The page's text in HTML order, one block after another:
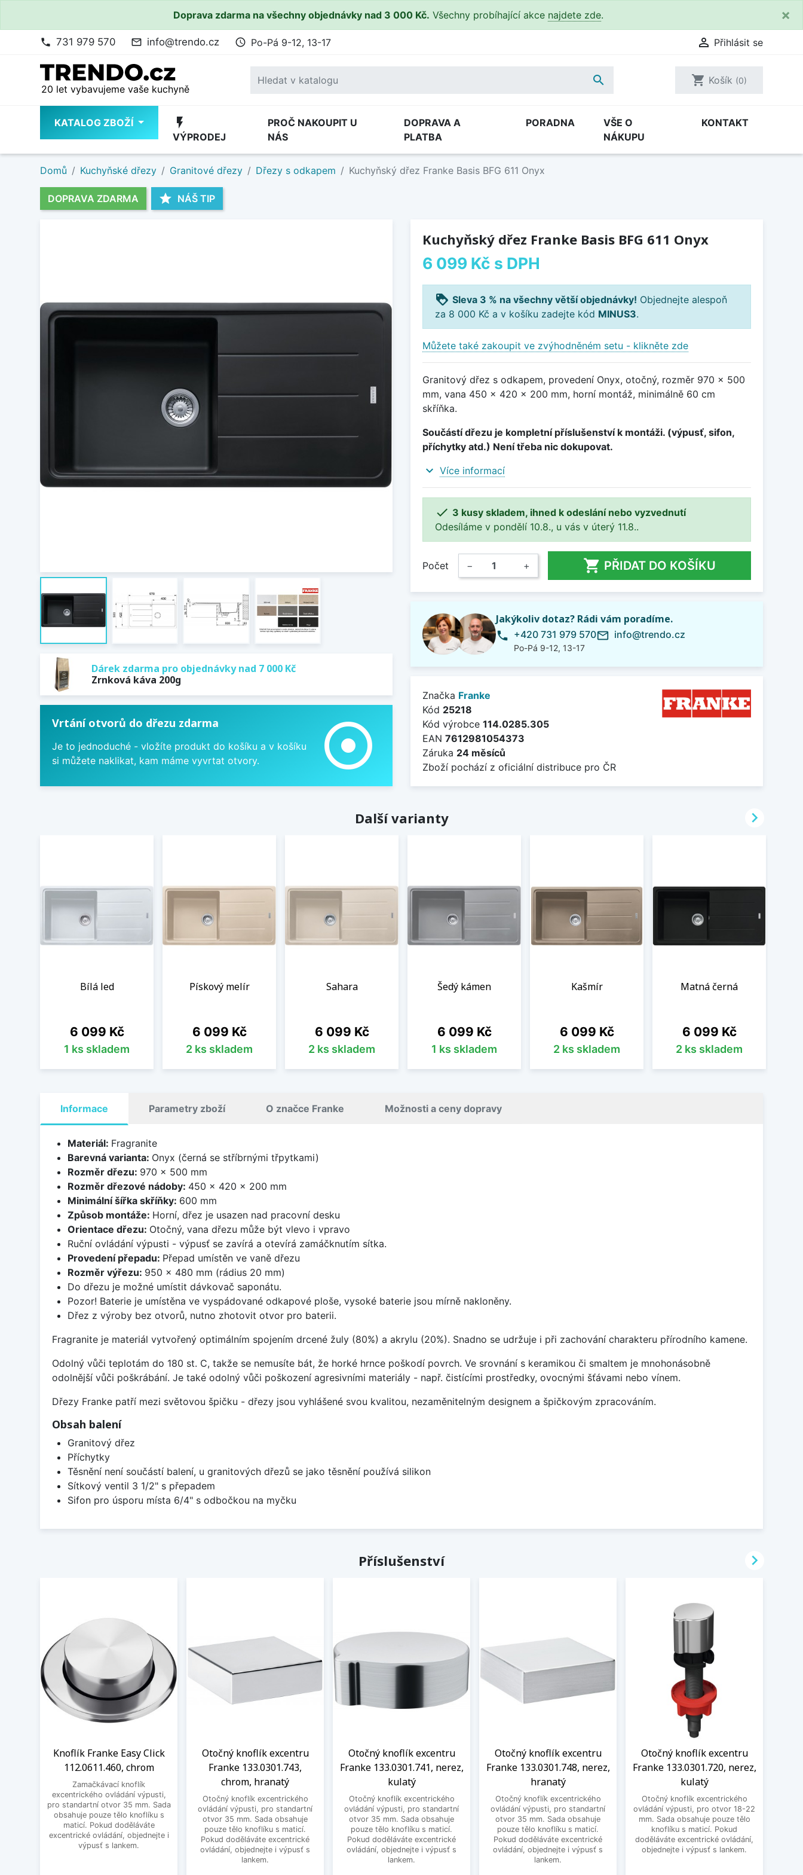
Doprava zdarma na všechny objednávky nad 3 000 Kč. Všechny probíhající akce najdete zde. ×
phone 731 979 570 mail_outline info@trendo.cz access_time Po-Pá 9-12, 13-17  Přihlásit se
20 let vybavujeme vaše kuchyně
 shopping_cart Košík (0)
KATALOG ZBOŽÍ flash_on
VÝPRODEJ
PROČ NAKOUPIT U
NÁS
DOPRAVA A
PLATBA
PORADNA
VŠE O
NÁKUPU
KONTAKT
Domů Kuchyňské dřezy Granitové dřezy Dřezy s odkapem Kuchyňský dřez Franke Basis BFG 611 Onyx
DOPRAVA ZDARMA star NÁŠ TIP
Dárek zdarma pro objednávky nad 7 000 Kč
Zrnková káva 200g
Vrtání otvorů do dřezu zdarma
Je to jednoduché - vložíte produkt do košíku a v košíku
si můžete naklikat, kam máme vyvrtat otvory.
adjust
Kuchyňský dřez Franke Basis BFG 611 Onyx
6 099 Kč s DPH
loyalty Sleva 3 % na všechny větší objednávky! Objednejte alespoň
za 8 000 Kč a v košíku zadejte kód MINUS3.
Můžete také zakoupit ve zvýhodněném setu - klikněte zde
Granitový dřez s odkapem, provedení Onyx, otočný, rozměr 970 x 500
mm, vana 450 x 420 x 200 mm, horní montáž, minimálně 60 cm
skříňka.
Součástí dřezu je kompletní příslušenství k montáži. (výpusť, sifon,
příchytky atd.) Není třeba nic dokupovat.
expand_more Více informací
 3 kusy skladem, ihned k odeslání nebo vyzvednutí
Odesíláme v pondělí 10.8., u vás v úterý 11.8..
Počet − +  PŘIDAT DO KOŠÍKU
Jakýkoliv dotaz? Rádi vám poradíme.
phone +420 731 979 570
Po-Pá 9-12, 13-17
mail_outline info@trendo.cz
Značka Franke
Kód 25218
Kód výrobce 114.0285.305
EAN 7612981054373
Záruka 24 měsíců
Zboží pochází z oficiální distribuce pro ČR
Další varianty
Bílá led
Cena
6 099 Kč
1 ks skladem
Pískový melír
Cena
6 099 Kč
2 ks skladem
Sahara
Cena
6 099 Kč
2 ks skladem
Šedý kámen
Cena
6 099 Kč
1 ks skladem
Kašmír
Cena
6 099 Kč
2 ks skladem
Matná černá
Cena
6 099 Kč
2 ks skladem

Informace Parametry zboží O značce Franke Možnosti a ceny dopravy
Materiál: Fragranite
Barevná varianta: Onyx (černá se stříbrnými třpytkami)
Rozměr dřezu: 970 x 500 mm
Rozměr dřezové nádoby: 450 x 420 x 200 mm
Minimální šířka skříňky: 600 mm
Způsob montáže: Horní, dřez je usazen nad pracovní desku
Orientace dřezu: Otočný, vana dřezu může být vlevo i vpravo
Ruční ovládání výpusti - výpusť se zavírá a otevírá zamáčknutím sítka.
Provedení přepadu: Přepad umístěn ve vaně dřezu
Rozměr výřezu: 950 x 480 mm (rádius 20 mm)
Do dřezu je možné umístit dávkovač saponátu.
Pozor! Baterie je umístěna ve vyspádované odkapové ploše, vysoké baterie jsou mírně nakloněny.
Dřez z výroby bez otvorů, nutno zhotovit otvor pro baterii.
Fragranite je materiál vytvořený optimálním spojením drcené žuly (80%) a akrylu (20%). Snadno se udržuje i při zachování charakteru přírodního kamene.
Odolný vůči teplotám do 180 st. C, takže se nemusíte bát, že horké hrnce poškodí povrch. Ve srovnání s keramikou či smaltem je mnohonásobně
odolnější vůči poškrábání. Je také odolný vůči poškození agresivními materiály - např. čistícími prostředky, ovocnými šťávami nebo vínem.
Dřezy Franke patří mezi světovou špičku - dřezy jsou vyhlášené svou kvalitou, nezaměnitelným designem a špičkovým zpracováním.
Obsah balení
Granitový dřez
Příchytky
Těsnění není součástí balení, u granitových dřezů se jako těsnění používá silikon
Sítkový ventil 3 1/2" s přepadem
Sifon pro úsporu místa 6/4" s odbočkou na myčku
Příslušenství
Knoflík Franke Easy Click
112.0611.460, chrom
Zamačkávací knoflík
excentrického ovládání výpusti,
pro standartní otvor 35 mm. Sada
obsahuje pouze tělo knoflíku s
maticí. Pokud doděláváte
excentrické ovládání, objednejte i
výpusť s lankem.
Otočný knoflík excentru
Franke 133.0301.743,
chrom, hranatý
Otočný knoflík excentrického
ovládání výpusti, pro standartní
otvor 35 mm. Sada obsahuje
pouze tělo knoflíku s maticí.
Pokud doděláváte excentrické
ovládání, objednejte i výpusť s
lankem.
Otočný knoflík excentru
Franke 133.0301.741, nerez,
kulatý
Otočný knoflík excentrického
ovládání výpusti, pro standartní
otvor 35 mm. Sada obsahuje
pouze tělo knoflíku s maticí.
Pokud doděláváte excentrické
ovládání, objednejte i výpusť s
lankem.
Otočný knoflík excentru
Franke 133.0301.748, nerez,
hranatý
Otočný knoflík excentrického
ovládání výpusti, pro standartní
otvor 35 mm. Sada obsahuje
pouze tělo knoflíku s maticí.
Pokud doděláváte excentrické
ovládání, objednejte i výpusť s
lankem.
Otočný knoflík excentru
Franke 133.0301.720, nerez,
kulatý
Otočný knoflík excentrického
ovládání výpusti, pro otvor 18-22
mm. Sada obsahuje pouze tělo
knoflíku s maticí. Pokud
doděláváte excentrické ovládání,
objednejte i výpusť s lankem.
